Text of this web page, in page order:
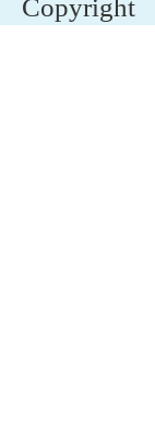
Copyright